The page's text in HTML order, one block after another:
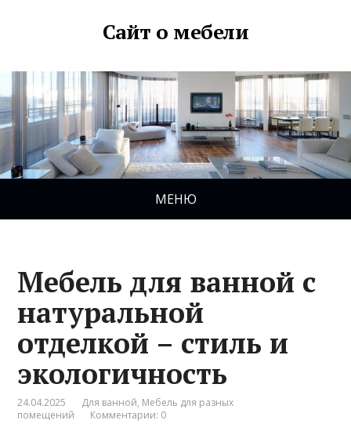
Сайт о мебели
МЕНЮ
Мебель для ванной с
натуральной
отделкой – стиль и
экологичность
24.04.2025 Для ванной, Мебель для разных
помещений
Комментарии: 0